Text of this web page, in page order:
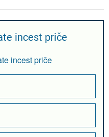
incest priče
incest priče